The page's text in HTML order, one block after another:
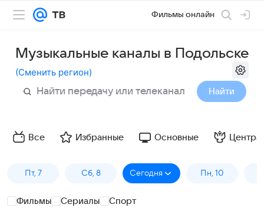
Фильмы онлайн
Музыкальные каналы в Подольске
(Сменить регион)
Найти
Все Избранные Основные
Пт, 7 Сб, 8 Сегодня Пн, 10
Фильмы Сериалы Спорт